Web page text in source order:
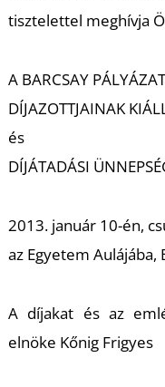
tisztelettel meghívja
A BARCSAY PÁLYÁZAT
DÍJAZOTTJAINAK
és
DÍJÁTADÁSI
2013. január 10-én,
az Egyetem Aulájába,
A díjakat és az
elnöke Kőnig Frigyes